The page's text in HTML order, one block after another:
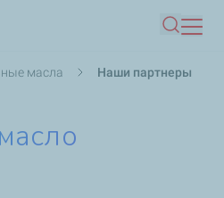
основному
Поиск
масла Наши партнеры